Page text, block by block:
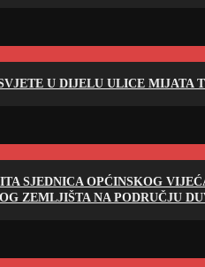
U DIJELU ULICE MIJATA
SJEDNICA OPĆINSKOG
ZEMLJIŠTA NA PODRUČJU